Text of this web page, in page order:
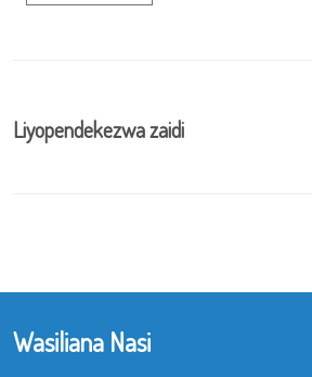
Liyopendekezwa zaidi
Wasiliana Nasi